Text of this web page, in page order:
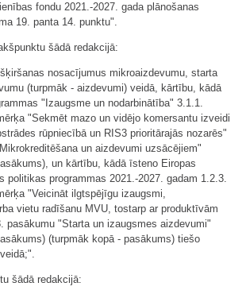
fondu 2021.-2027. gada plānošanas
19. panta 14. punktu".
šādā redakcijā:
nosacījumus mikroaizdevumu, starta
(turpmāk - aizdevumi) veidā, kārtību, kādā
"Izaugsme un nodarbinātība" 3.1.1.
"Sekmēt mazo un vidējo komersantu izveidi
rūpniecībā un RIS3 prioritārajās nozarēs"
un aizdevumi uzsācējiem"
un kārtību, kādā īsteno Eiropas
politikas programmas 2021.-2027. gadam 1.2.3.
"Veicināt ilgtspējīgu izaugsmi,
vietu radīšanu MVU, tostarp ar produktīvām
pasākumu "Starta un izaugsmes aizdevumi"
(turpmāk kopā - pasākums) tiešo
šādā redakcijā: